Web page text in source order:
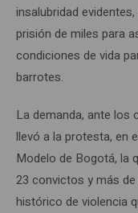
insalubridad
prisión de miles para
condiciones de vida
barrotes.
La demanda, ante los
llevó a la protesta, en
Modelo de Bogotá, la
23 convictos y más
histórico de violencia